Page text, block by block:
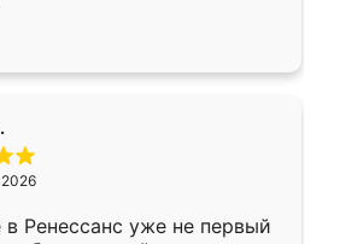
Собрали
работали аккуратно, даже
Ренессанс уже не первый